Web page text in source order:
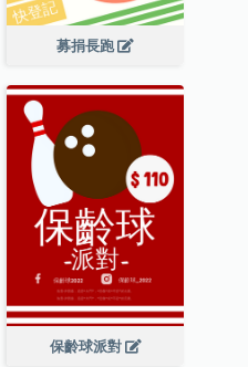
募捐長跑
保齡球派對